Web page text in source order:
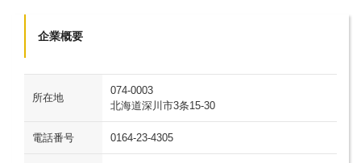
企業概要
所在地
074-0003
北海道深川市3条15-30
電話番号 0164-23-4305